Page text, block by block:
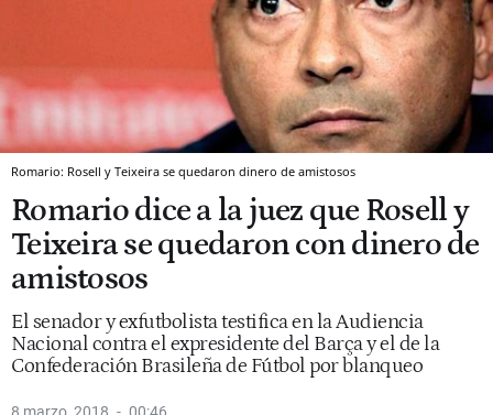
Romario: Rosell y Teixeira se quedaron dinero de amistosos
Romario dice a la juez que Rosell y
Teixeira se quedaron con dinero de
amistosos
El senador y exfutbolista testifica en la Audiencia
Nacional contra el expresidente del Barça y el de la
Confederación Brasileña de Fútbol por blanqueo